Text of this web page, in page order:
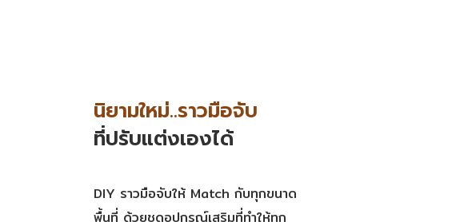
นิยามใหม่..ราวมือจับ
ที่ปรับแต่งเองได้
DIY ราวมือจับให้ Match กับทุกขนาด
พื้นที่ ด้วยชุดอุปกรณ์เสริมที่ทำให้ทุก